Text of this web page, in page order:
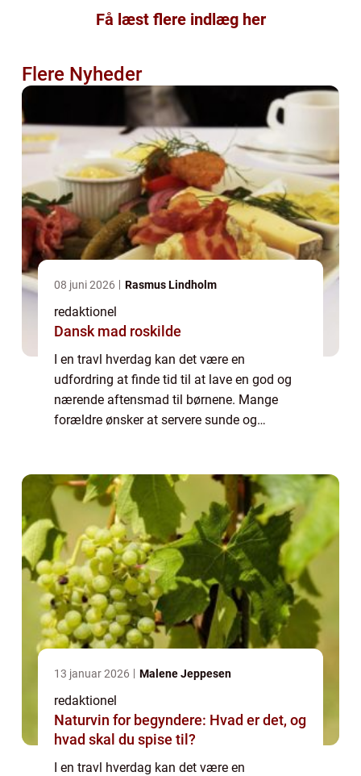
Få læst flere indlæg her
Flere Nyheder
08 juni 2026 Rasmus Lindholm
redaktionel
Dansk mad roskilde
I en travl hverdag kan det være en
udfordring at finde tid til at lave en god og
nærende aftensmad til børnene. Mange
forældre ønsker at servere sunde og
mad fra bund...
13 januar 2026 Malene Jeppesen
redaktionel
Naturvin for begyndere: Hvad er det, og
hvad skal du spise til?
I en travl hverdag kan det være en